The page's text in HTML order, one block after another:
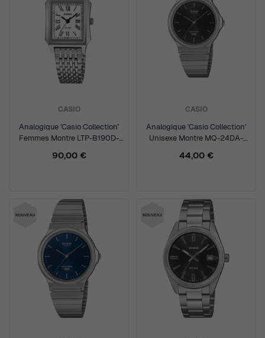
CASIO
Analogique 'Casio Collection'
Femmes Montre LTP-B190D-
90,00 €
CASIO
Analogique 'Casio Collection'
Unisexe Montre MQ-24DA-
44,00 €